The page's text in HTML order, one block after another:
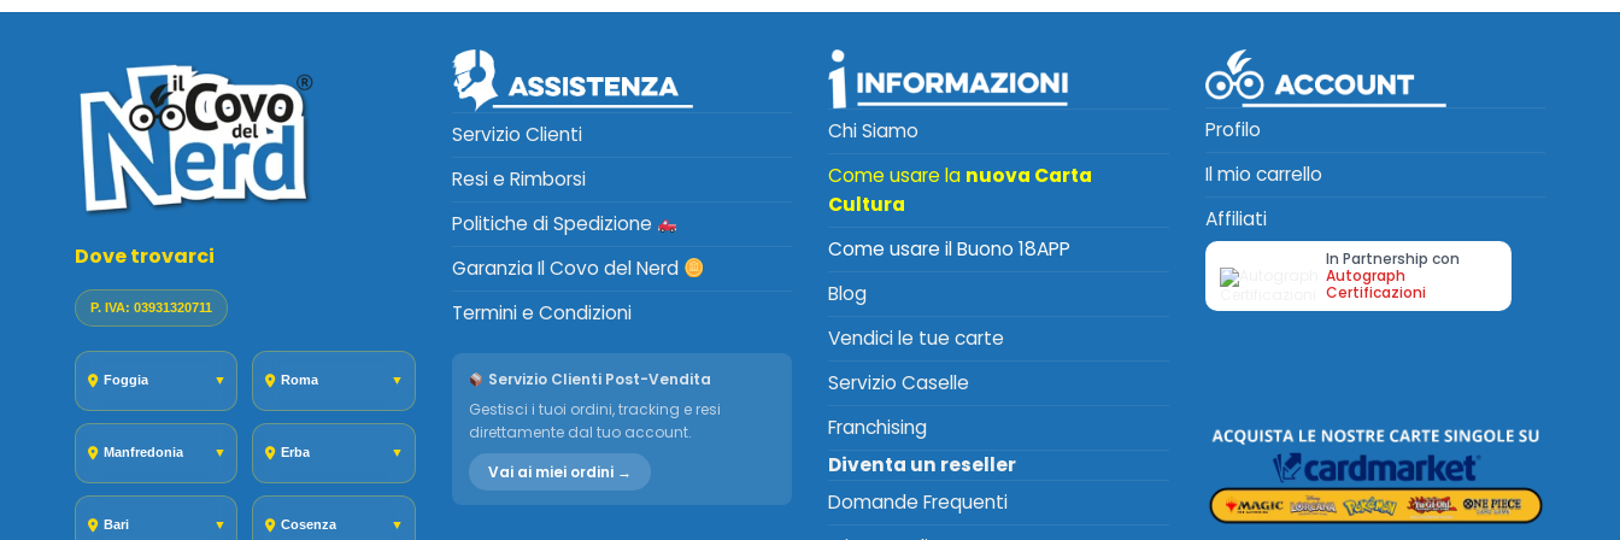
Dove trovarci
P. IVA: 03931320711
Foggia ▼ Roma ▼
Manfredonia ▼ Erba ▼
Bari ▼ Cosenza ▼
Servizio Clienti
Resi e Rimborsi
Politiche di Spedizione
Garanzia Il Covo del Nerd
Termini e Condizioni
Servizio Clienti Post-Vendita
Gestisci i tuoi ordini, tracking e resi
direttamente dal tuo account.
Vai ai miei ordini →
Chi Siamo
Come usare la nuova Carta
Cultura
Come usare il Buono 18APP
Blog
Vendici le tue carte
Servizio Caselle
Franchising
Diventa un reseller
Domande Frequenti
Profilo
Il mio carrello
Affiliati
In Partnership con
Autograph
Certificazioni